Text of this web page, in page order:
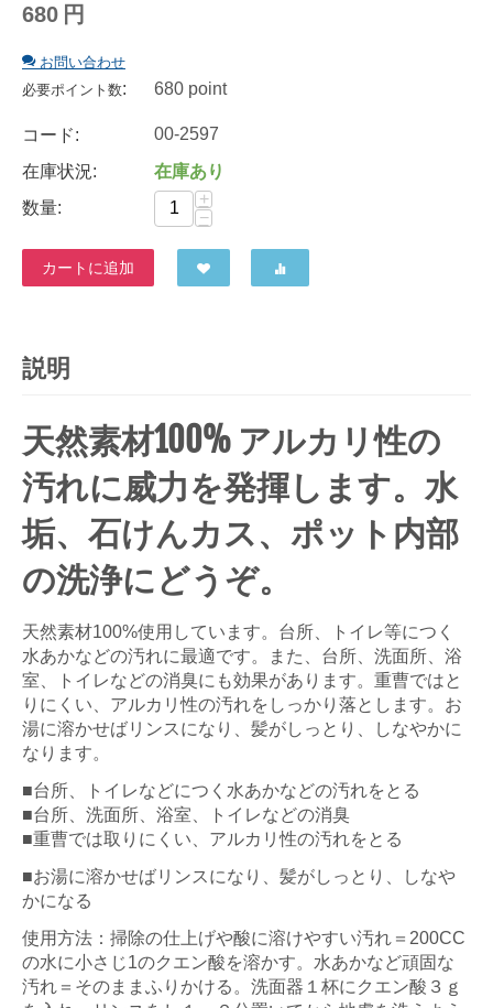
680 円
お問い合わせ
必要ポイント数: 680 point
コード:
00-2597
在庫状況:
在庫あり
数量:
+
−
カートに追加
説明
天然素材100% アルカリ性の
汚れに威力を発揮します。水
垢、石けんカス、ポット内部
の洗浄にどうぞ。
天然素材100%使用しています。台所、トイレ等につく
水あかなどの汚れに最適です。また、台所、洗面所、浴
室、トイレなどの消臭にも効果があります。重曹ではと
りにくい、アルカリ性の汚れをしっかり落とします。お
湯に溶かせばリンスになり、髪がしっとり、しなやかに
なります。
■台所、トイレなどにつく水あかなどの汚れをとる
■台所、洗面所、浴室、トイレなどの消臭
■重曹では取りにくい、アルカリ性の汚れをとる
■お湯に溶かせばリンスになり、髪がしっとり、しなや
かになる
使用方法：掃除の仕上げや酸に溶けやすい汚れ＝200CC
の水に小さじ1のクエン酸を溶かす。水あかなど頑固な
汚れ＝そのままふりかける。洗面器１杯にクエン酸３ｇ